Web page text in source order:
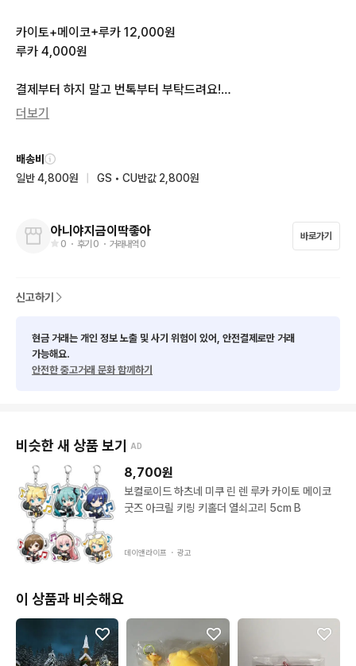
카이토+메이코+루카 12,000원
루카 4,000원
결제부터 하지 말고 번톡부터 부탁드려요!
개별, 네고 문의 절대 X
더보기
배송비
일반 4,800원
GS • CU반값 2,800원
아니야지금이딱좋아
0 ・ 후기 0 ・ 거래내역 0
바로가기
신고하기
현금 거래는 개인 정보 노출 및 사기 위험이 있어, 안전결제로만 거래
가능해요.
안전한 중고거래 문화 함께하기
비슷한 새 상품 보기 AD
8,700원
보컬로이드 하츠네 미쿠 린 렌 루카 카이토 메이코
굿즈 아크릴 키링 키홀더 열쇠고리 5cm B
데이앤라이프 ・ 광고
이 상품과 비슷해요